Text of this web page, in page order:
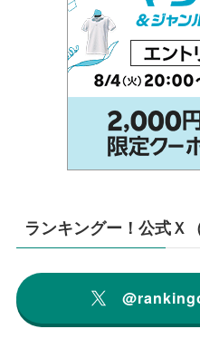
ランキングー！公式Ｘ